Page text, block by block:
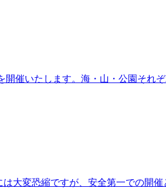
催いたします。海・山・公園それ
変恐縮ですが、安全第一での開